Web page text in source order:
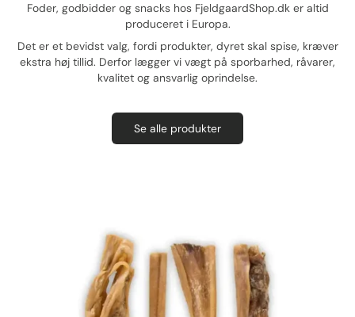
Foder, godbidder og snacks hos FjeldgaardShop.dk er altid
produceret i Europa.
Det er et bevidst valg, fordi produkter, dyret skal spise, kræver
ekstra høj tillid. Derfor lægger vi vægt på sporbarhed, råvarer,
kvalitet og ansvarlig oprindelse.
Se alle produkter